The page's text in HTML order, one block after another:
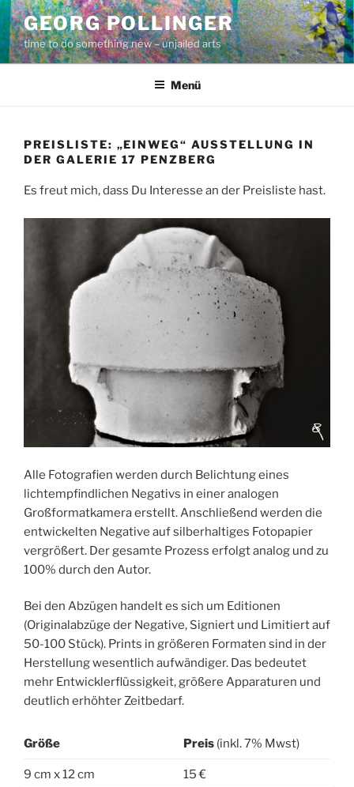
Zum
Inhalt
springen
GEORG POLLINGER
time to do something new – unjailed arts
Menü
PREISLISTE: „EINWEG“ AUSSTELLUNG IN
DER GALERIE 17 PENZBERG
Es freut mich, dass Du Interesse an der Preisliste hast.
Alle Fotografien werden durch Belichtung eines
lichtempfindlichen Negativs in einer analogen
Großformatkamera erstellt. Anschließend werden die
entwickelten Negative auf silberhaltiges Fotopapier
vergrößert. Der gesamte Prozess erfolgt analog und zu
100% durch den Autor.
Bei den Abzügen handelt es sich um Editionen
(Originalabzüge der Negative, Signiert und Limitiert auf
50-100 Stück). Prints in größeren Formaten sind in der
Herstellung wesentlich aufwändiger. Das bedeutet
mehr Entwicklerflüssigkeit, größere Apparaturen und
deutlich erhöhter Zeitbedarf.
Größe Preis(inkl. 7% Mwst)
9 cm x 12 cm 15 €